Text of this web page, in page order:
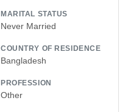
MARITAL STATUS
Never Married
COUNTRY OF RESIDENCE
Bangladesh
PROFESSION
Other